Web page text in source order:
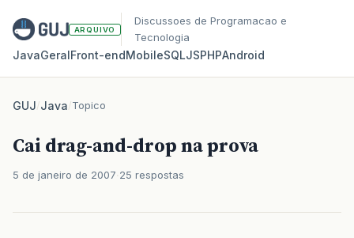
ARQUIVO
Discussoes de Programacao e
Tecnologia
JavaGeralFront‑endMobileSQLJSPHPAndroid
GUJ/Java/Topico
Cai drag-and-drop na prova
5 de janeiro de 2007 25 respostas